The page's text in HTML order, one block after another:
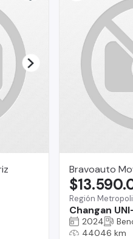
Bravoauto
Región
Changan
2024
44046 km